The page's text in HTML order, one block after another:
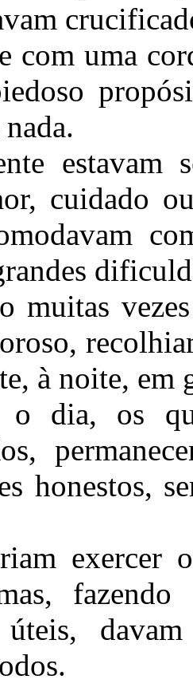
com uma
estavam
cuidado
muitas
à noite, em
o dia, os
honestos,
exercer
úteis,